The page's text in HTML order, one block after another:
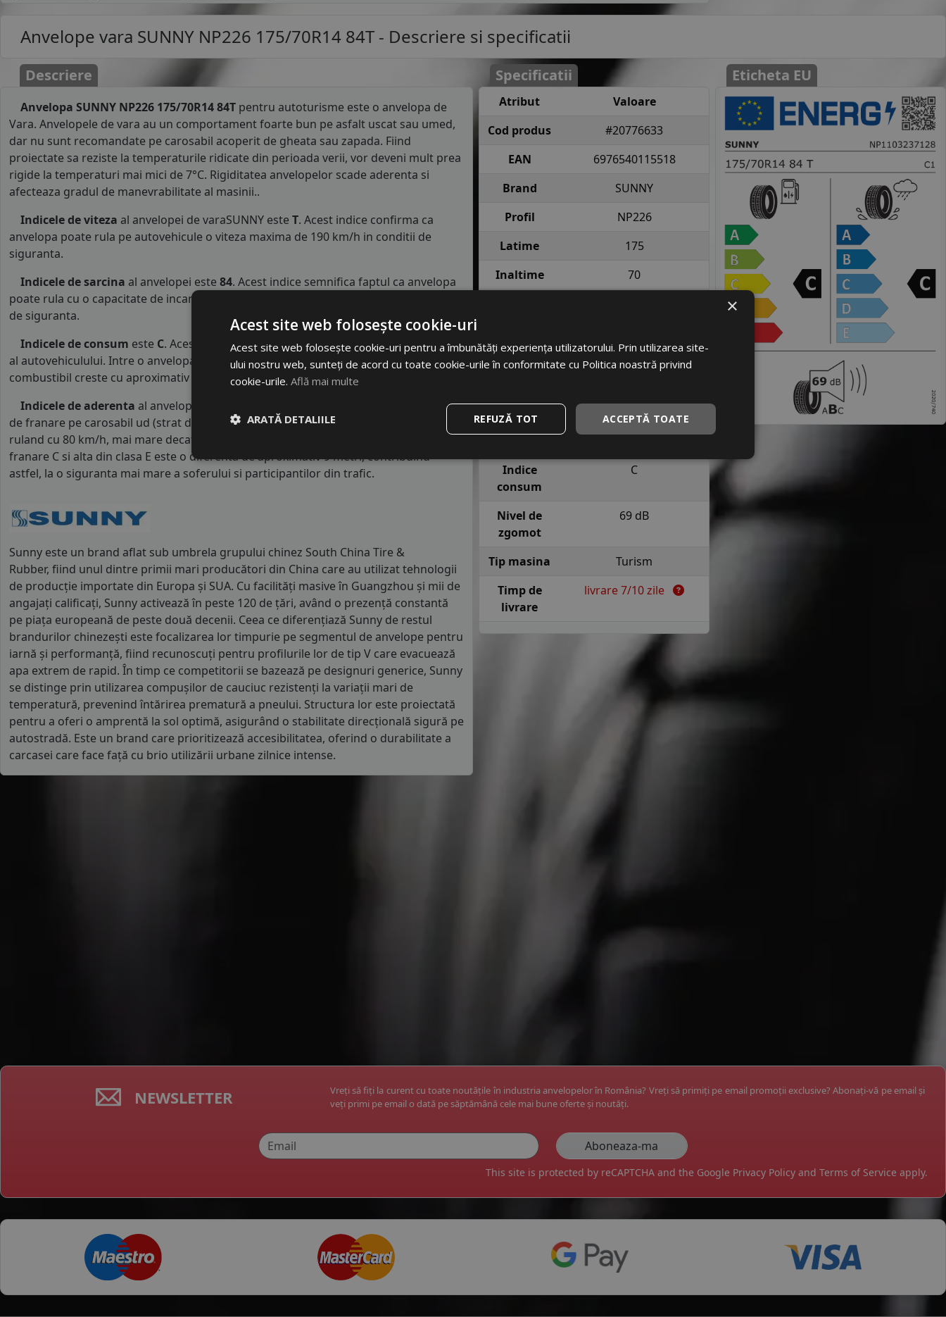
Anvelope vara SUNNY NP226 175/70R14 84T - Descriere si specificatii
Descriere
Anvelopa SUNNY NP226 175/70R14 84T pentru autoturisme este o anvelopa de
Vara. Anvelopele de vara au un comportament foarte bun pe asfalt uscat sau umed,
dar nu sunt recomandate pe carosabil acoperit de gheata sau zapada. Fiind
proiectate sa reziste la temperaturile ridicate din perioada verii, vor deveni mult prea
rigide la temperaturi mai mici de 7°C. Rigiditatea anvelopelor scade aderenta si
afecteaza gradul de manevrabilitate al masinii..
Indicele de viteza al anvelopei de varaSUNNY este T. Acest indice confirma ca
anvelopa poate rula pe autovehicule o viteza maxima de 190 km/h in conditii de
siguranta.
Indicele de sarcina al anvelopei este 84. Acest indice semnifica faptul ca anvelopa
poate rula cu o capacitate de incarcare maxima de 500 kg pe fiecare roata in conditii
de siguranta.
Indicele de consum este C. Acest indice reprezinta clasa de consum de carburant
al autovehiculului. Intre o anvelopa cu clasa B si o alta din clasa C, consumul de
combustibil creste cu aproximativ 1 litru la fiecare 1000 km parcursi.
Indicele de aderenta al anvelopei este
. Acest tip de anvelope va avea o distanta
de franare pe carosabil ud (strat de apa intre 0.5 mm si 1.5 mm) cu 4 anvelope cu ABS
ruland cu 80 km/h, mai mare decat clasele superioare. Intre o anvelopa din clasa de
franare C si alta din clasa E este o diferenta de aproximativ 9 metri, contribuind
astfel, la o siguranta mai mare a soferului si participantilor din trafic.
Sunny este un brand aflat sub umbrela grupului chinez South China Tire &
Rubber, fiind unul dintre primii mari producători din China care au utilizat tehnologii
de producție importate din Europa și SUA. Cu facilități masive în Guangzhou și mii de
angajați calificați, Sunny activează în peste 120 de țări, având o prezență constantă
pe piața europeană de peste două decenii. Ceea ce diferențiază Sunny de restul
brandurilor chinezești este focalizarea lor timpurie pe segmentul de anvelope pentru
iarnă și performanță, fiind recunoscuți pentru profilurile lor de tip V care evacuează
apa extrem de rapid. În timp ce competitorii se bazează pe designuri generice, Sunny
se distinge prin utilizarea compușilor de cauciuc rezistenți la variații mari de
temperatură, prevenind întărirea prematură a pneului. Structura lor este proiectată
pentru a oferi o amprentă la sol optimă, asigurând o stabilitate direcțională sigură pe
autostradă. Este un brand care prioritizează accesibilitatea, oferind o durabilitate a
carcasei care face față cu brio utilizării urbane zilnice intense.
Specificatii
Atribut
Valoare
Cod produs
#20776633
EAN
6976540115518
Brand
SUNNY
Profil
NP226
Latime
175
Inaltime
70
incarcare
anvelopa
Indice
C
Indice
consum
C
Nivel de
zgomot
69 dB
Tip masina
Turism
Timp de
livrare
livrare 7/10 zile
Eticheta EU
NEWSLETTER
Vreți să fiți la curent cu toate noutățile în industria anvelopelor în România? Vreți să primiți pe email promoții exclusive? Abonați-vă pe email și
veți primi pe email o dată pe săptămână cele mai bune oferte și noutăți.
This site is protected by reCAPTCHA and the Google Privacy Policy and Terms of Service apply.
×
Acest site web folosește cookie-uri
Acest site web folosește cookie-uri pentru a îmbunătăți experiența utilizatorului. Prin utilizarea site-
ului nostru web, sunteți de acord cu toate cookie-urile în conformitate cu Politica noastră privind
cookie-urile. Află mai multe
ACCEPTĂ TOATE
REFUZĂ TOT
ARATĂ DETALIILE